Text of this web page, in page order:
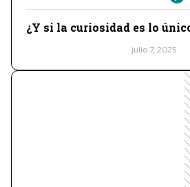
¿Y si la curiosidad es lo
julio 7, 2025